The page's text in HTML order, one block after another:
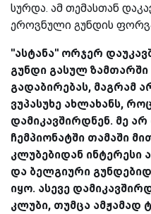
სურდა. ამ თემასთან
ეროვნული გუნდის
''ასტანა'' ორჯერ
გუნდი გასულ
გადაბირებას, მაგრამ
ვუპასუხე ახლახანს,
დამიკავშირდნენ. მე არ
ჩემპიონატში თამაში
კლუბებიდან
და ბელგიური
იყო. ასევე
კლუბი, თუმცა ამჟამად